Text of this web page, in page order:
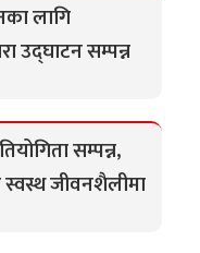
लागि
उद्घाटन सम्पन्न
सम्पन्न,
जीवनशैलीमा